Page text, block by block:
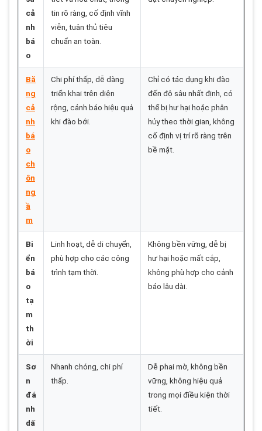
cả
nh
bá
o
tin rõ ràng, cố định vĩnh
viễn, tuân thủ tiêu
chuẩn an toàn.
Bă
ng
cả
nh
bá
o
ch
ôn
ng
ầ
m
Chi phí thấp, dễ dàng
triển khai trên diện
rộng, cảnh báo hiệu quả
khi đào bới.
Chỉ có tác dụng khi đào
đến độ sâu nhất định, có
thể bị hư hại hoặc phân
hủy theo thời gian, không
cố định vị trí rõ ràng trên
bề mặt.
Bi
ển
bá
o
tạ
m
th
ời
Linh hoạt, dễ di chuyển,
phù hợp cho các công
trình tạm thời.
Không bền vững, dễ bị
hư hại hoặc mất cắp,
không phù hợp cho cảnh
báo lâu dài.
Sơ
n
đá
nh
dấ
Nhanh chóng, chi phí
thấp.
Dễ phai mờ, không bền
vững, không hiệu quả
trong mọi điều kiện thời
tiết.